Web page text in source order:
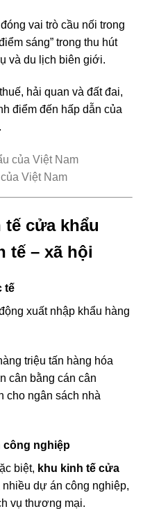
vai trò cầu nối trong
sáng” trong thu hút
và du lịch biên giới.
hải quan và đất đai,
điểm đến hấp dẫn của
Việt Nam
cửa khẩu
tế – xã hội
tế
xuất nhập khẩu hàng
triệu tấn hàng hóa
cân bằng cán cân
cho ngân sách nhà
công nghiệp
biệt, khu kinh tế cửa
dự án công nghiệp,
vụ thương mại.